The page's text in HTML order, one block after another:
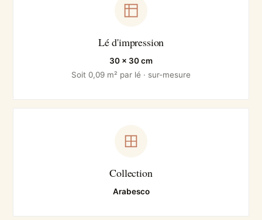
Lé d'impression
30 × 30 cm
Soit 0,09 m² par lé · sur-mesure
Collection
Arabesco